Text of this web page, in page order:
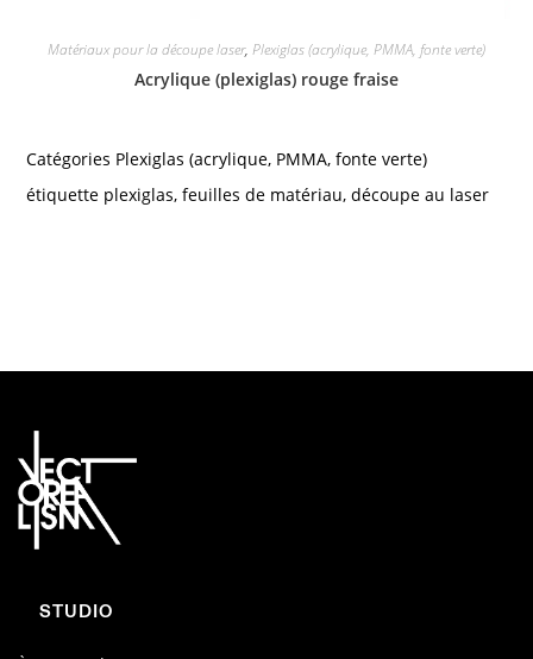
Matériaux pour la découpe laser, Plexiglas (acrylique, PMMA, fonte verte)
Acrylique (plexiglas) rouge fraise
Catégories Plexiglas (acrylique, PMMA, fonte verte)
étiquette plexiglas,feuilles de matériau,découpe au laser
STUDIO